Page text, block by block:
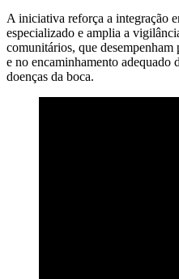
A iniciativa reforça a integração
especializado e amplia a
comunitários, que
e no encaminhamento adequado
doenças da boca.